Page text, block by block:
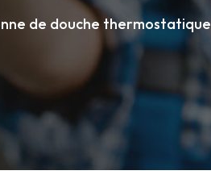
de douche thermostatique